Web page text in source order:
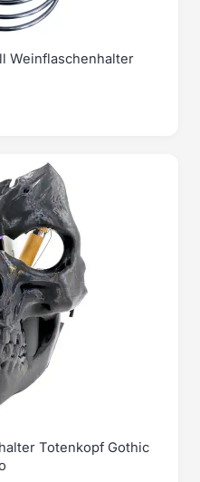
Weinflaschenhalter
Totenkopf Gothic